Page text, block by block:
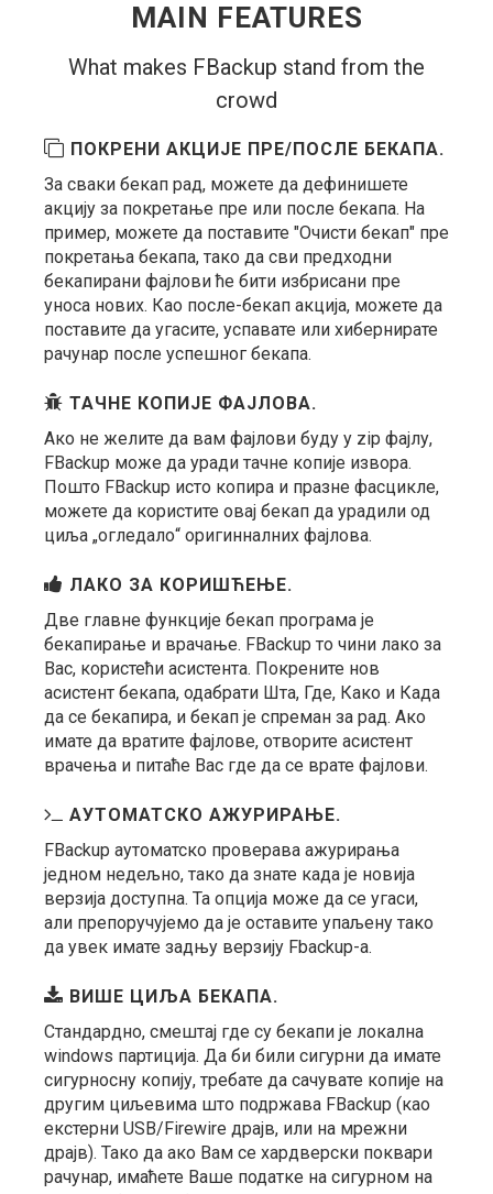
MAIN FEATURES
What makes FBackup stand from the
crowd
ПОКРЕНИ АКЦИЈЕ ПРЕ/ПОСЛЕ БЕКАПА.
За сваки бекап рад, можете да дефинишете
акцију за покретање пре или после бекапа. На
пример, можете да поставите "Очисти бекап" пре
покретања бекапа, тако да сви предходни
бекапирани фајлови ће бити избрисани пре
уноса нових. Као после-бекап акција, можете да
поставите да угасите, успавате или хибернирате
рачунар после успешног бекапа.
ТАЧНЕ КОПИЈЕ ФАЈЛОВА.
Ако не желите да вам фајлови буду у zip фајлу,
FBackup може да уради тачне копије извора.
Пошто FBackup исто копира и празне фасцикле,
можете да користите овај бекап да урадили од
циља „огледало“ оригинналних фајлова.
ЛАКО ЗА КОРИШЋЕЊЕ.
Две главне функције бекап програма је
бекапирање и врачање. FBackup то чини лако за
Вас, користећи асистента. Покрените нов
асистент бекапа, одабрати Шта, Где, Како и Када
да се бекапира, и бекап је спреман за рад. Ако
имате да вратите фајлове, отворите асистент
врачења и питаће Вас где да се врате фајлови.
АУТОМАТСКО АЖУРИРАЊЕ.
FBackup аутоматско проверава ажурирања
једном недељно, тако да знате када је новија
верзија доступна. Та опција може да се угаси,
али препоручујемо да је оставите упаљену тако
да увек имате задњу верзију Fbackup-а.
ВИШЕ ЦИЉА БЕКАПА.
Стандардно, смештај где су бекапи је локална
windows партиција. Да би били сигурни да имате
сигурносну копију, требате да сачувате копије на
другим циљевима што подржава FBackup (као
екстерни USB/Firewire драјв, или на мрежни
драјв). Тако да ако Вам се хардверски поквари
рачунар, имаћете Ваше податке на сигурном на